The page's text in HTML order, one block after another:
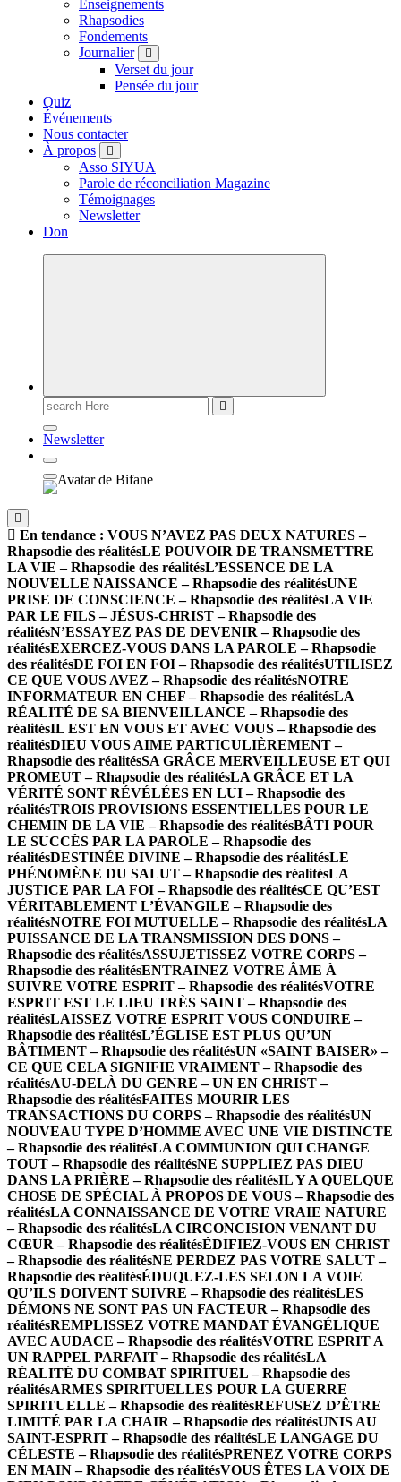
Enseignements
Rhapsodies
Fondements
Journalier
Verset du jour
Pensée du jour
Quiz
Événements
Nous contacter
À propos
Asso SIYUA
Parole de réconciliation Magazine
Témoignages
Newsletter
Don
Newsletter
En tendance : VOUS N’AVEZ PAS DEUX NATURES –
Rhapsodie des réalitésLE POUVOIR DE TRANSMETTRE
LA VIE – Rhapsodie des réalitésL’ESSENCE DE LA
NOUVELLE NAISSANCE – Rhapsodie des réalitésUNE
PRISE DE CONSCIENCE – Rhapsodie des réalitésLA VIE
PAR LE FILS – JÉSUS-CHRIST – Rhapsodie des
réalitésN’ESSAYEZ PAS DE DEVENIR – Rhapsodie des
réalitésEXERCEZ-VOUS DANS LA PAROLE – Rhapsodie
des réalitésDE FOI EN FOI – Rhapsodie des réalitésUTILISEZ
CE QUE VOUS AVEZ – Rhapsodie des réalitésNOTRE
INFORMATEUR EN CHEF – Rhapsodie des réalitésLA
RÉALITÉ DE SA BIENVEILLANCE – Rhapsodie des
réalitésIL EST EN VOUS ET AVEC VOUS – Rhapsodie des
réalitésDIEU VOUS AIME PARTICULIÈREMENT –
Rhapsodie des réalitésSA GRÂCE MERVEILLEUSE ET QUI
PROMEUT – Rhapsodie des réalitésLA GRÂCE ET LA
VÉRITÉ SONT RÉVÉLÉES EN LUI – Rhapsodie des
réalitésTROIS PROVISIONS ESSENTIELLES POUR LE
CHEMIN DE LA VIE – Rhapsodie des réalitésBÂTI POUR
LE SUCCÈS PAR LA PAROLE – Rhapsodie des
réalitésDESTINÉE DIVINE – Rhapsodie des réalitésLE
PHÉNOMÈNE DU SALUT – Rhapsodie des réalitésLA
JUSTICE PAR LA FOI – Rhapsodie des réalitésCE QU’EST
VÉRITABLEMENT L’ÉVANGILE – Rhapsodie des
réalitésNOTRE FOI MUTUELLE – Rhapsodie des réalitésLA
PUISSANCE DE LA TRANSMISSION DES DONS –
Rhapsodie des réalitésASSUJETISSEZ VOTRE CORPS –
Rhapsodie des réalitésENTRAINEZ VOTRE ÂME À
SUIVRE VOTRE ESPRIT – Rhapsodie des réalitésVOTRE
ESPRIT EST LE LIEU TRÈS SAINT – Rhapsodie des
réalitésLAISSEZ VOTRE ESPRIT VOUS CONDUIRE –
Rhapsodie des réalitésL’ÉGLISE EST PLUS QU’UN
BÂTIMENT – Rhapsodie des réalitésUN «SAINT BAISER» –
CE QUE CELA SIGNIFIE VRAIMENT – Rhapsodie des
réalitésAU-DELÀ DU GENRE – UN EN CHRIST –
Rhapsodie des réalitésFAITES MOURIR LES
TRANSACTIONS DU CORPS – Rhapsodie des réalitésUN
NOUVEAU TYPE D’HOMME AVEC UNE VIE DISTINCTE
– Rhapsodie des réalitésLA COMMUNION QUI CHANGE
TOUT – Rhapsodie des réalitésNE SUPPLIEZ PAS DIEU
DANS LA PRIÈRE – Rhapsodie des réalitésIL Y A QUELQUE
CHOSE DE SPÉCIAL À PROPOS DE VOUS – Rhapsodie des
réalitésLA CONNAISSANCE DE VOTRE VRAIE NATURE
– Rhapsodie des réalitésLA CIRCONCISION VENANT DU
CŒUR – Rhapsodie des réalitésÉDIFIEZ-VOUS EN CHRIST
– Rhapsodie des réalitésNE PERDEZ PAS VOTRE SALUT –
Rhapsodie des réalitésÉDUQUEZ-LES SELON LA VOIE
QU’ILS DOIVENT SUIVRE – Rhapsodie des réalitésLES
DÉMONS NE SONT PAS UN FACTEUR – Rhapsodie des
réalitésREMPLISSEZ VOTRE MANDAT ÉVANGÉLIQUE
AVEC AUDACE – Rhapsodie des réalitésVOTRE ESPRIT A
UN RAPPEL PARFAIT – Rhapsodie des réalitésLA
RÉALITÉ DU COMBAT SPIRITUEL – Rhapsodie des
réalitésARMES SPIRITUELLES POUR LA GUERRE
SPIRITUELLE – Rhapsodie des réalitésREFUSEZ D’ÊTRE
LIMITÉ PAR LA CHAIR – Rhapsodie des réalitésUNIS AU
SAINT-ESPRIT – Rhapsodie des réalitésLE LANGAGE DU
CÉLESTE – Rhapsodie des réalitésPRENEZ VOTRE CORPS
EN MAIN – Rhapsodie des réalitésVOUS ÊTES LA VOIX DE